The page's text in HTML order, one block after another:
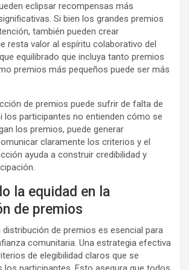
eclipsar recompensas más
Si bien los grandes premios
también pueden crear
resta valor al espíritu colaborativo del
equilibrado que incluya tanto premios
premios más pequeños puede ser más
de premios puede sufrir de falta de
los participantes no entienden cómo se
los premios, puede generar
claramente los criterios y el
ayuda a construir credibilidad y
la equidad en la
de premios
distribución de premios es esencial para
comunitaria. Una estrategia efectiva
de elegibilidad claros que se